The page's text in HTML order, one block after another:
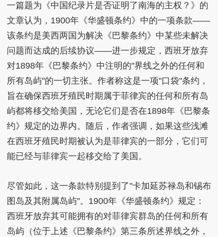
一篇题为《中国纪录片是否证明了南海的主权？》的
文章认为，1900年《华盛顿条约》中的一项条款——
该条约是美西两国为解决《巴黎条约》中某些未解决
问题而达成的后续协议——进一步规定，西班牙放弃
对1898年《巴黎条约》中注明的"界线之外的任何和
所有岛屿"的一切主张。作者称这是一项"口袋"条约，
旨在确保西班牙殖民时期属于菲律宾的任何和所有岛
屿都将移交给美国，无论它们是否在1898年《巴黎条
约》规定的边界内。随后，作者强调，如果这些浅滩
在西班牙殖民时期被认为是菲律宾的一部分，它们可
能已经与菲律宾一起移交给了美国。
尽管如此，这一条款特别提到了"卡加延苏禄岛和锡布
图岛及其附属岛屿"。1900年《华盛顿条约》规定：
西班牙放弃其可能拥有的对菲律宾群岛的任何和所有
岛屿（位于上述《巴黎条约》第三条所述界线之外，